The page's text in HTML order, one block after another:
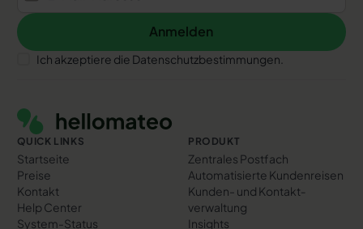
Anmelden
Anmelden
Ich akzeptiere die Datenschutzbestimmungen.
QUICK LINKS
Startseite
Preise
Kontakt
Help Center
System-Status
PRODUKT
Zentrales Postfach
Automatisierte Kundenreisen
Kunden- und Kontakt­
verwaltung
Insights